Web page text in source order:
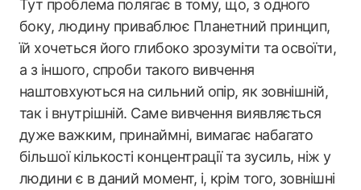
Тут проблема полягає в тому, що, з одного
боку, людину приваблює Планетний принцип,
їй хочеться його глибоко зрозуміти та освоїти,
а з іншого, спроби такого вивчення
наштовхуються на сильний опір, як зовнішній,
так і внутрішній. Саме вивчення виявляється
дуже важким, принаймні, вимагає набагато
більшої кількості концентрації та зусиль, ніж у
людини є в даний момент, і, крім того, зовнішні